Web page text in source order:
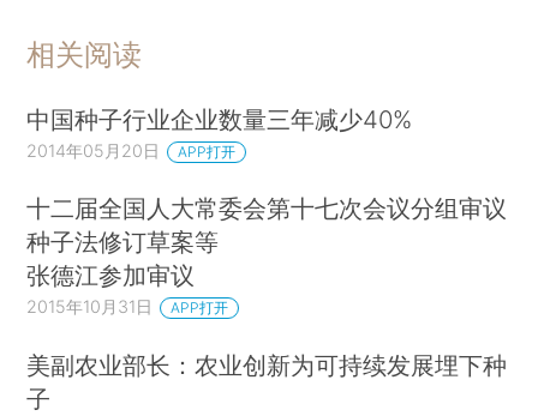
相关阅读
中国种子行业企业数量三年减少40%
2014年05月20日 APP打开
十二届全国人大常委会第十七次会议分组审议
种子法修订草案等
张德江参加审议
2015年10月31日 APP打开
美副农业部长：农业创新为可持续发展埋下种
子